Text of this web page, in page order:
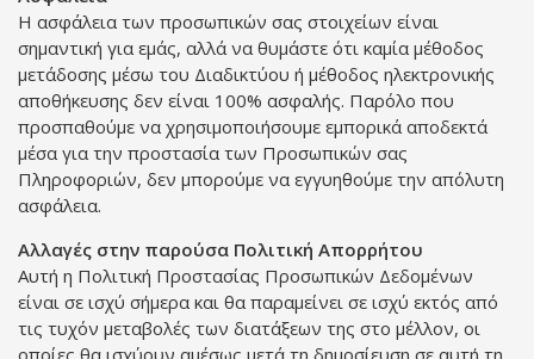
Η ασφάλεια των προσωπικών σας στοιχείων είναι
σημαντική για εμάς, αλλά να θυμάστε ότι καμία μέθοδος
μετάδοσης μέσω του Διαδικτύου ή μέθοδος ηλεκτρονικής
αποθήκευσης δεν είναι 100% ασφαλής. Παρόλο που
προσπαθούμε να χρησιμοποιήσουμε εμπορικά αποδεκτά
μέσα για την προστασία των Προσωπικών σας
Πληροφοριών, δεν μπορούμε να εγγυηθούμε την απόλυτη
ασφάλεια.
Αλλαγές στην παρούσα Πολιτική Απορρήτου
Αυτή η Πολιτική Προστασίας Προσωπικών Δεδομένων
είναι σε ισχύ σήμερα και θα παραμείνει σε ισχύ εκτός από
τις τυχόν μεταβολές των διατάξεων της στο μέλλον, οι
οποίες θα ισχύουν αμέσως μετά τη δημοσίευση σε αυτή τη